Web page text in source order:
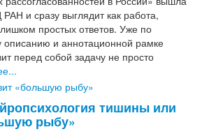
и сразу выглядит как работа,
простых ответов. Уже по
описанию и аннотационной рамке
перед собой задачу не просто
тишины или
рыбу»